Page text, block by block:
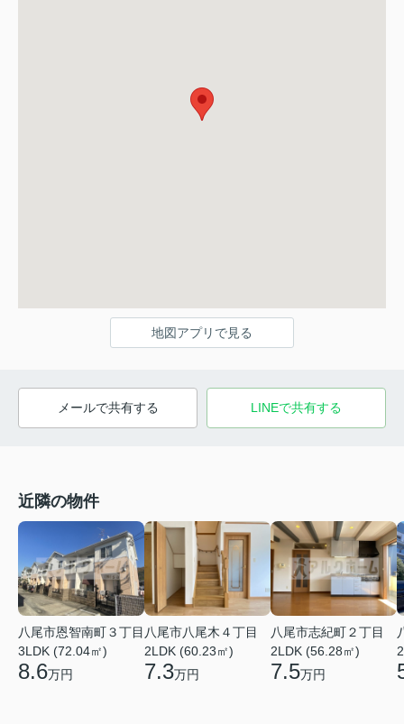
地図アプリで見る
メールで共有する LINEで共有する
近隣の物件
八尾市恩智南町３丁目
3LDK (72.04㎡)
8.6万円
八尾市八尾木４丁目
2LDK (60.23㎡)
7.3万円
八尾市志紀町２丁目
2LDK (56.28㎡)
7.5万円